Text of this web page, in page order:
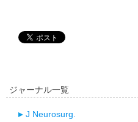
ジャーナル一覧
J Neurosurg.